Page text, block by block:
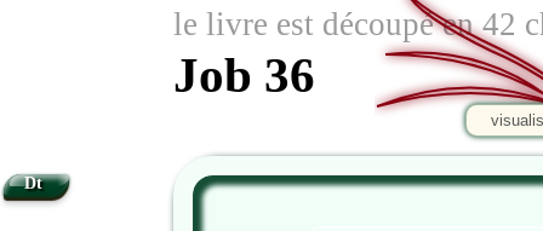
le livre est découpé en 42
Job 36
Dt